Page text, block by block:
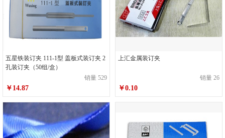
五星铁装订夹 111-1型 盖板式装订夹 2
孔装订夹（50组/盒）
销量 529
￥14.87
上汇金属装订夹
销量 26
￥0.10